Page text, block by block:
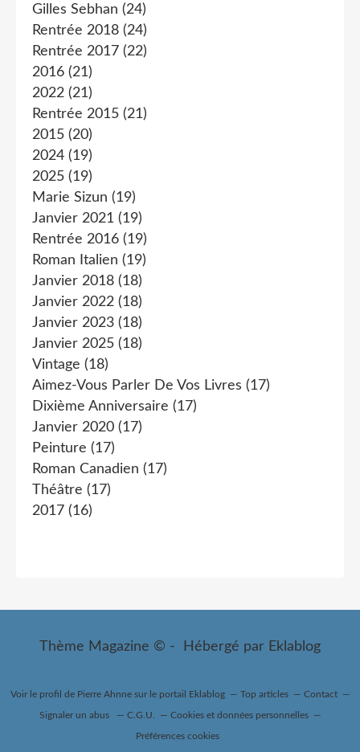
Gilles Sebhan (24)
Rentrée 2018 (24)
Rentrée 2017 (22)
2016 (21)
2022 (21)
Rentrée 2015 (21)
2015 (20)
2024 (19)
2025 (19)
Marie Sizun (19)
Janvier 2021 (19)
Rentrée 2016 (19)
Roman Italien (19)
Janvier 2018 (18)
Janvier 2022 (18)
Janvier 2023 (18)
Janvier 2025 (18)
Vintage (18)
Aimez-Vous Parler De Vos Livres (17)
Dixième Anniversaire (17)
Janvier 2020 (17)
Peinture (17)
Roman Canadien (17)
Théâtre (17)
2017 (16)
Thème Magazine © - Hébergé par Eklablog
Voir le profil de Pierre Ahnnesur le portail Eklablog Top articles Contact
Signaler un abus C.G.U. Cookies et données personnelles
Préférences cookies